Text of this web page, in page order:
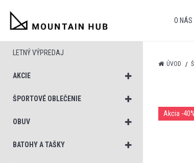
O NÁS
LETNÝ VÝPREDAJ
AKCIE
ŠPORTOVÉ OBLEČENIE
OBUV
BATOHY A TAŠKY
ÚVOD
Akcia -40%